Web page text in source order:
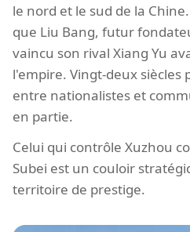
le nord et le sud de la
que Liu Bang, futur
vaincu son rival Xiang Yu
l'empire. Vingt-deux siècles
entre nationalistes et
en partie.
Celui qui contrôle Xuzhou
Subei est un couloir
territoire de prestige.